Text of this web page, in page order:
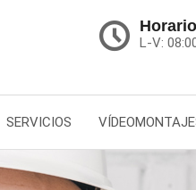
Horario
L-V:
SERVICIOS